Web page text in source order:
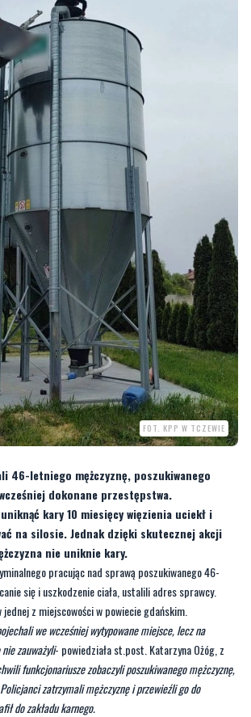
FOT. KPP W TCZEWIE
46-letniego mężczyznę, poszukiwanego
dokonane przestępstwa.
kary 10 miesięcy więzienia uciekł i
na silosie. Jednak dzięki skutecznej akcji
nie uniknie kary.
pracując nad sprawą poszukiwanego 46-
się i uszkodzenie ciała, ustalili adres sprawcy.
jednej z miejscowości w powiecie gdańskim.
we wcześniej wytypowane miejsce, lecz na
zauważyli- powiedziała st.post. Katarzyna Ożóg, z
funkcjonariusze zobaczyli poszukiwanego mężczyznę,
zatrzymali mężczyznę i przewieźli go do
do zakładu karnego.